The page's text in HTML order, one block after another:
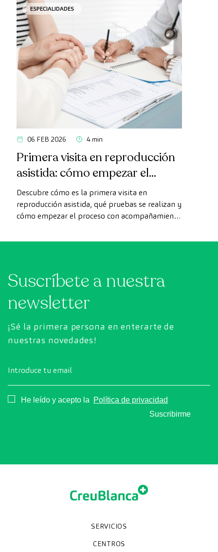
ESPECIALIDADES
06 FEB 2026 4 min
Primera visita en reproducción
asistida: cómo empezar el
proceso y qué esperar
Descubre cómo es la primera visita en
reproducción asistida, qué pruebas se realizan y
cómo empezar el proceso con acompañamiento
Suscríbete a nuestra
newsletter
¡Sé la primera persona en enterarte de
nuestras novedades!
Introduce tu email
Consentimiento
He leído y acepto la
Política de privacidad
Suscribirme
SERVICIOS
Especialidades
Diagnóstico por la imagen
Chequeos y revisiones médicas
Unidades especializadas
CENTROS